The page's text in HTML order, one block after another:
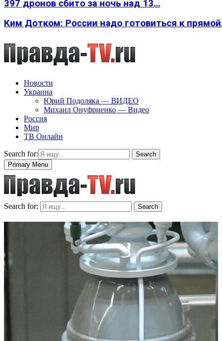
397 дронов сбито за ночь над 13…
Ким Дотком: России надо готовиться к
Новости
Украина
Юрий Подоляка — ВИДЕО
Михаил Онуфриенко — Видео
Россия
Мир
ТВ Онлайн
Search for:
Search
Primary Menu
Search for: Search